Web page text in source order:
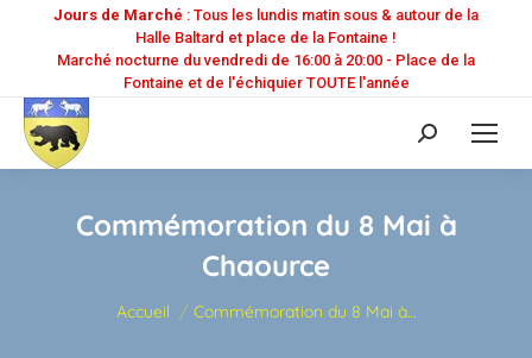
Jours de Marché : Tous les lundis matin sous & autour de la
Halle Baltard et place de la Fontaine !
Marché nocturne du vendredi de 16:00 à 20:00 - Place de la
Fontaine et de l'échiquier TOUTE l'année
Recherche
:
Commémoration du 8 Mai à
Chaource
Vous êtes ici :
Accueil Commémoration du 8 Mai à…